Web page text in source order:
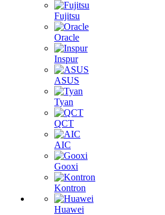
Fujitsu
Oracle
Inspur
ASUS
Tyan
QCT
AIC
Gooxi
Kontron
Huawei